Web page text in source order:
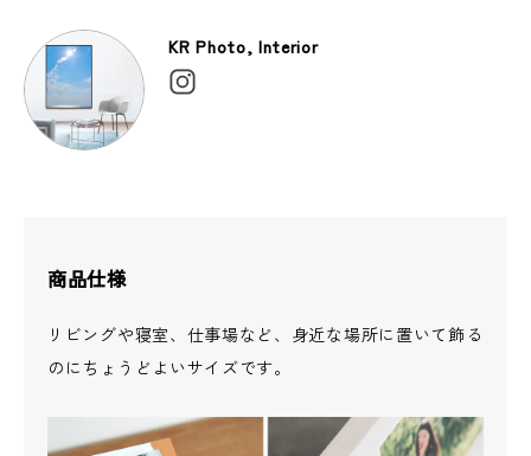
KR Photo, Interior
商品仕様
リビングや寝室、仕事場など、身近な場所に置いて飾る
のにちょうどよいサイズです。